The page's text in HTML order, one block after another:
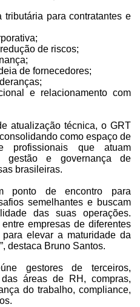
tributária para contratantes e
de riscos;
de fornecedores;
e relacionamento com
atualização técnica, o GRT
como espaço de
profissionais que atuam
gestão e governança de
brasileiras.
ponto de encontro para
semelhantes e buscam
das suas operações.
empresas de diferentes
elevar a maturidade da
destaca Bruno Santos.
gestores de terceiros,
áreas de RH, compras,
do trabalho, compliance,